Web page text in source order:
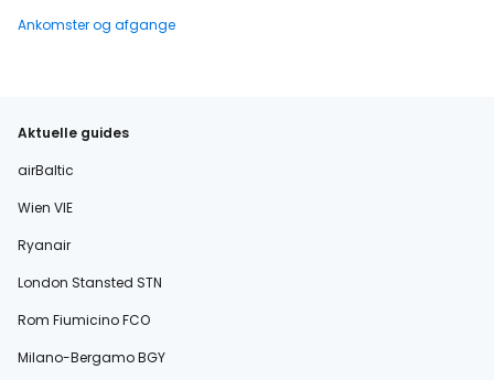
Ankomster og afgange
Aktuelle guides
airBaltic
Wien VIE
Ryanair
London Stansted STN
Rom Fiumicino FCO
Milano-Bergamo BGY